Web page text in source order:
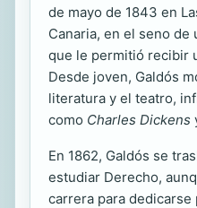
de mayo de 1843 en
Canaria, en el seno de
que le permitió recibir
Desde joven, Galdós
literatura y el teatro,
como Charles Dickens
En 1862, Galdós se
estudiar Derecho,
carrera para dedicarse